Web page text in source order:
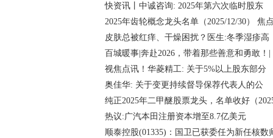
快资讯丨中诚咨询: 2025年第六次临时股东
2025年齿轮概念龙头名单（2025/12/30） 焦
皮肤总被红痒、干燥困扰？医生:冬季湿疹高
百城暖事|奔赴2026，带着那些善意和勇敢！|
视焦点讯！华菱精工: 关于5%以上股东部分
奥佳华: 关于变更持续督导保荐代表人的公
纯正2025年二甲醚股票龙头，名单收好（
热议:广汽本田注册资本增至8.7亿美元
顺泰控股(01335)：国卫已获委任为新任核数